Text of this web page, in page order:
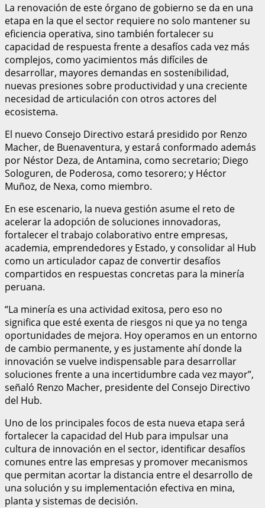
La renovación de este órgano de gobierno se da en una
etapa en la que el sector requiere no solo mantener su
eficiencia operativa, sino también fortalecer su
capacidad de respuesta frente a desafíos cada vez más
complejos, como yacimientos más difíciles de
desarrollar, mayores demandas en sostenibilidad,
nuevas presiones sobre productividad y una creciente
necesidad de articulación con otros actores del
ecosistema.
El nuevo Consejo Directivo estará presidido por Renzo
Macher, de Buenaventura, y estará conformado además
por Néstor Deza, de Antamina, como secretario; Diego
Sologuren, de Poderosa, como tesorero; y Héctor
Muñoz, de Nexa, como miembro.
En ese escenario, la nueva gestión asume el reto de
acelerar la adopción de soluciones innovadoras,
fortalecer el trabajo colaborativo entre empresas,
academia, emprendedores y Estado, y consolidar al Hub
como un articulador capaz de convertir desafíos
compartidos en respuestas concretas para la minería
peruana.
“La minería es una actividad exitosa, pero eso no
significa que esté exenta de riesgos ni que ya no tenga
oportunidades de mejora. Hoy operamos en un entorno
de cambio permanente, y es justamente ahí donde la
innovación se vuelve indispensable para desarrollar
soluciones frente a una incertidumbre cada vez mayor”,
señaló Renzo Macher, presidente del Consejo Directivo
del Hub.
Uno de los principales focos de esta nueva etapa será
fortalecer la capacidad del Hub para impulsar una
cultura de innovación en el sector, identificar desafíos
comunes entre las empresas y promover mecanismos
que permitan acortar la distancia entre el desarrollo de
una solución y su implementación efectiva en mina,
planta y sistemas de decisión.